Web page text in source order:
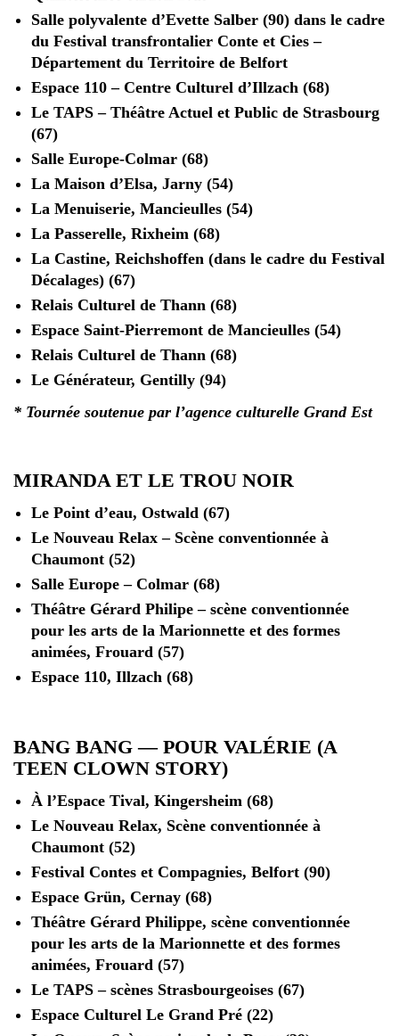
Salle polyvalente d’Evette Salber (90) dans le cadre
du Festival transfrontalier Conte et Cies –
Département du Territoire de Belfort
Espace 110 – Centre Culturel d’Illzach (68)
Le TAPS – Théâtre Actuel et Public de Strasbourg
(67)
Salle Europe-Colmar (68)
La Maison d’Elsa, Jarny (54)
La Menuiserie, Mancieulles (54)
La Passerelle, Rixheim (68)
La Castine, Reichshoffen (dans le cadre du Festival
Décalages) (67)
Relais Culturel de Thann (68)
Espace Saint-Pierremont de Mancieulles (54)
Relais Culturel de Thann (68)
Le Générateur, Gentilly (94)
* Tournée soutenue par l’agence culturelle Grand Est
MIRANDA ET LE TROU NOIR
Le Point d’eau, Ostwald (67)
Le Nouveau Relax – Scène conventionnée à
Chaumont (52)
Salle Europe – Colmar (68)
Théâtre Gérard Philipe – scène conventionnée
pour les arts de la Marionnette et des formes
animées, Frouard (57)
Espace 110, Illzach (68)
BANG BANG — POUR VALÉRIE (A
TEEN CLOWN STORY)
À l’Espace Tival, Kingersheim (68)
Le Nouveau Relax, Scène conventionnée à
Chaumont (52)
Festival Contes et Compagnies, Belfort (90)
Espace Grün, Cernay (68)
Théâtre Gérard Philippe, scène conventionnée
pour les arts de la Marionnette et des formes
animées, Frouard (57)
Le TAPS – scènes Strasbourgeoises (67)
Espace Culturel Le Grand Pré (22)